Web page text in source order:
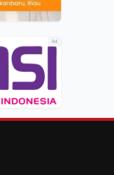
Ad